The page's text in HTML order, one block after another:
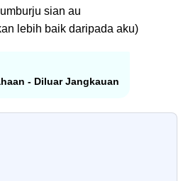
sian au
lebih baik daripada aku)
- Diluar Jangkauan